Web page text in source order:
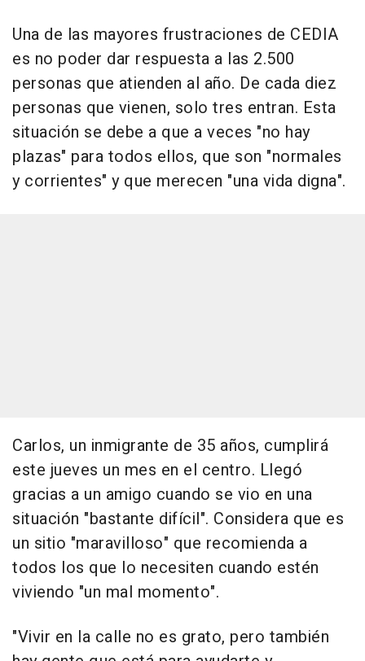
Una de las mayores frustraciones de CEDIA
es no poder dar respuesta a las 2.500
personas que atienden al año. De cada diez
personas que vienen, solo tres entran. Esta
situación se debe a que a veces "no hay
plazas" para todos ellos, que son "normales
y corrientes" y que merecen "una vida digna".
Carlos, un inmigrante de 35 años, cumplirá
este jueves un mes en el centro. Llegó
gracias a un amigo cuando se vio en una
situación "bastante difícil". Considera que es
un sitio "maravilloso" que recomienda a
todos los que lo necesiten cuando estén
viviendo "un mal momento".
"Vivir en la calle no es grato, pero también